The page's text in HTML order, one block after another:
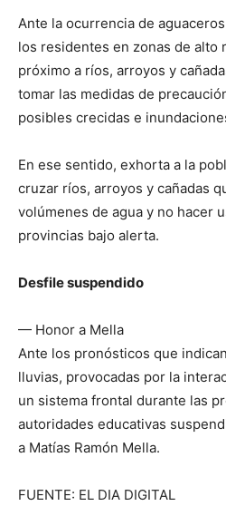
Ante la ocurrencia de
los residentes en zonas de alto
próximo a ríos, arroyos y
tomar las medidas de
posibles crecidas e
En ese sentido, exhorta a la
cruzar ríos, arroyos y cañadas
volúmenes de agua y no hacer
provincias bajo alerta.
Desfile suspendido
— Honor a Mella
Ante los pronósticos que
lluvias, provocadas por la
un sistema frontal durante las
autoridades educativas
a Matías Ramón Mella.
FUENTE: EL DIA DIGITAL